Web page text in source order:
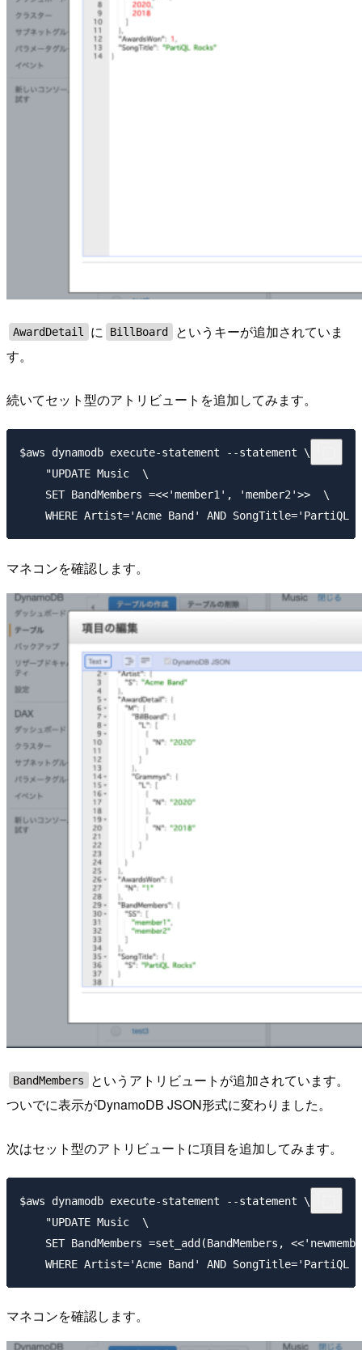
AwardDetail に BillBoard
というキーが追加されていま
す。
続いてセット型のアトリビュートを追加してみます。
$aws dynamodb execute-statement --statement \
    "UPDATE Music  \
    SET BandMembers =<<'member1', 'member2'>>  \
マネコンを確認します。
BandMembers
というアトリビュートが追加されています。
ついでに表示がDynamoDB JSON形式に変わりました。
次はセット型のアトリビュートに項目を追加してみます。
$aws dynamodb execute-statement --statement \
    "UPDATE Music  \
SET BandMembers =set_add(BandMembers,
マネコンを確認します。